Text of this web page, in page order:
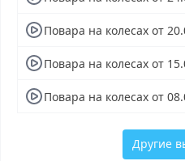
Повара на колесах от
Повара на колесах от
Повара на колесах от
Другие